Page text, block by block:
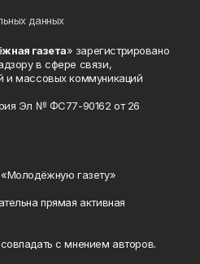
данных
газета» зарегистрировано
в сфере связи,
и массовых коммуникаций
Эл № ФС77-90162 от 26
газету»
прямая активная
с мнением авторов.